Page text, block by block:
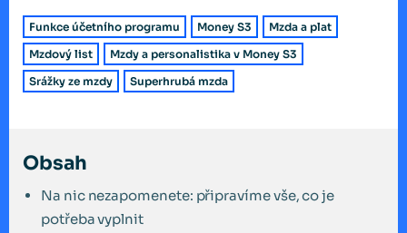
Funkce účetního programu Money S3
Mzda a plat
Mzdový list
Mzdy a personalistika v Money S3
Srážky ze mzdy
Superhrubá mzda
Obsah
Na nic nezapomenete: připravíme vše, co je
potřeba vyplnit